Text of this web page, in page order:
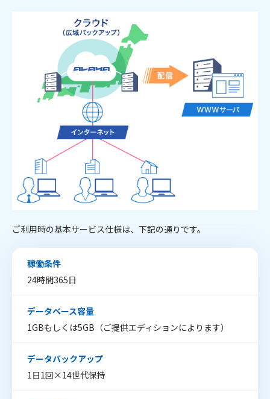
ご利用時の基本サービス仕様は、下記の通りです。
稼働条件
24時間365日
データベース容量
1GBもしくは5GB（ご提供エディションによります）
データバックアップ
1日1回×14世代保持